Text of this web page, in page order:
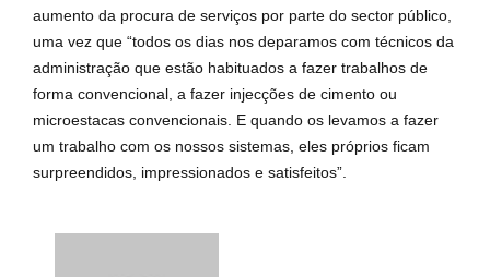
aumento da procura de serviços por parte do sector público,
uma vez que “todos os dias nos deparamos com técnicos da
administração que estão habituados a fazer trabalhos de
forma convencional, a fazer injecções de cimento ou
microestacas convencionais. E quando os levamos a fazer
um trabalho com os nossos sistemas, eles próprios ficam
surpreendidos, impressionados e satisfeitos”.